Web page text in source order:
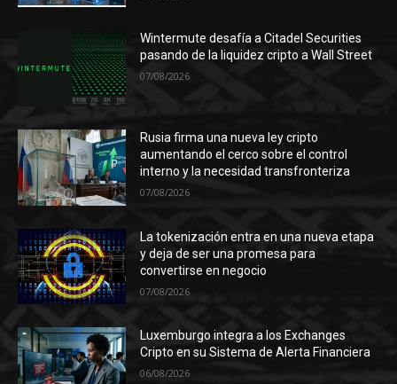
Wintermute desafía a Citadel Securities
pasando de la liquidez cripto a Wall Street
07/08/2026
Rusia firma una nueva ley cripto
aumentando el cerco sobre el control
interno y la necesidad transfronteriza
07/08/2026
La tokenización entra en una nueva etapa
y deja de ser una promesa para
convertirse en negocio
07/08/2026
Luxemburgo integra a los Exchanges
Cripto en su Sistema de Alerta Financiera
06/08/2026